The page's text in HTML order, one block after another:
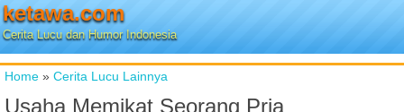
ketawa.com
Cerita Lucu dan Humor Indonesia
Home » Cerita Lucu Lainnya
Usaha Memikat Seorang Pria